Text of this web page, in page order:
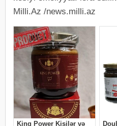
Milli.Az /news.milli.az